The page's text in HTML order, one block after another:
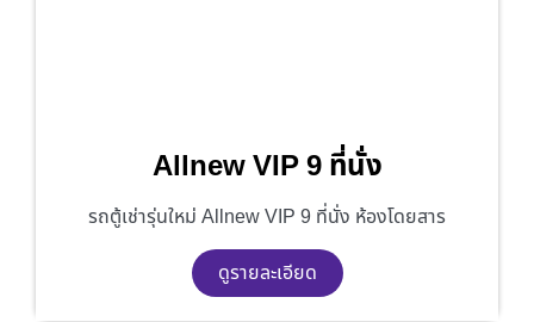
Allnew VIP 9 ที่นั่ง
รถตู้เช่ารุ่นใหม่ Allnew VIP 9 ที่นั่ง ห้องโดยสาร
ดูรายละเอียด